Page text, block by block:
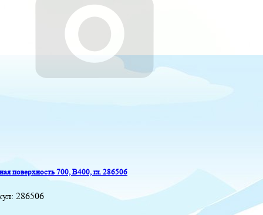
поверхность 700, B400, гл. 286506
286506